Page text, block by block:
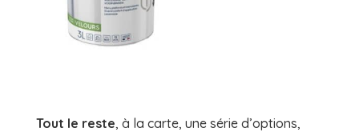
Tout le reste, à la carte, une série d’options,